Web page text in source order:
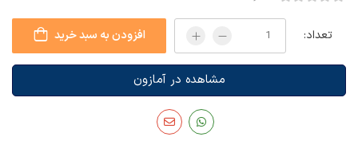
تعداد: افزودن به سبد خرید
مشاهده در آمازون